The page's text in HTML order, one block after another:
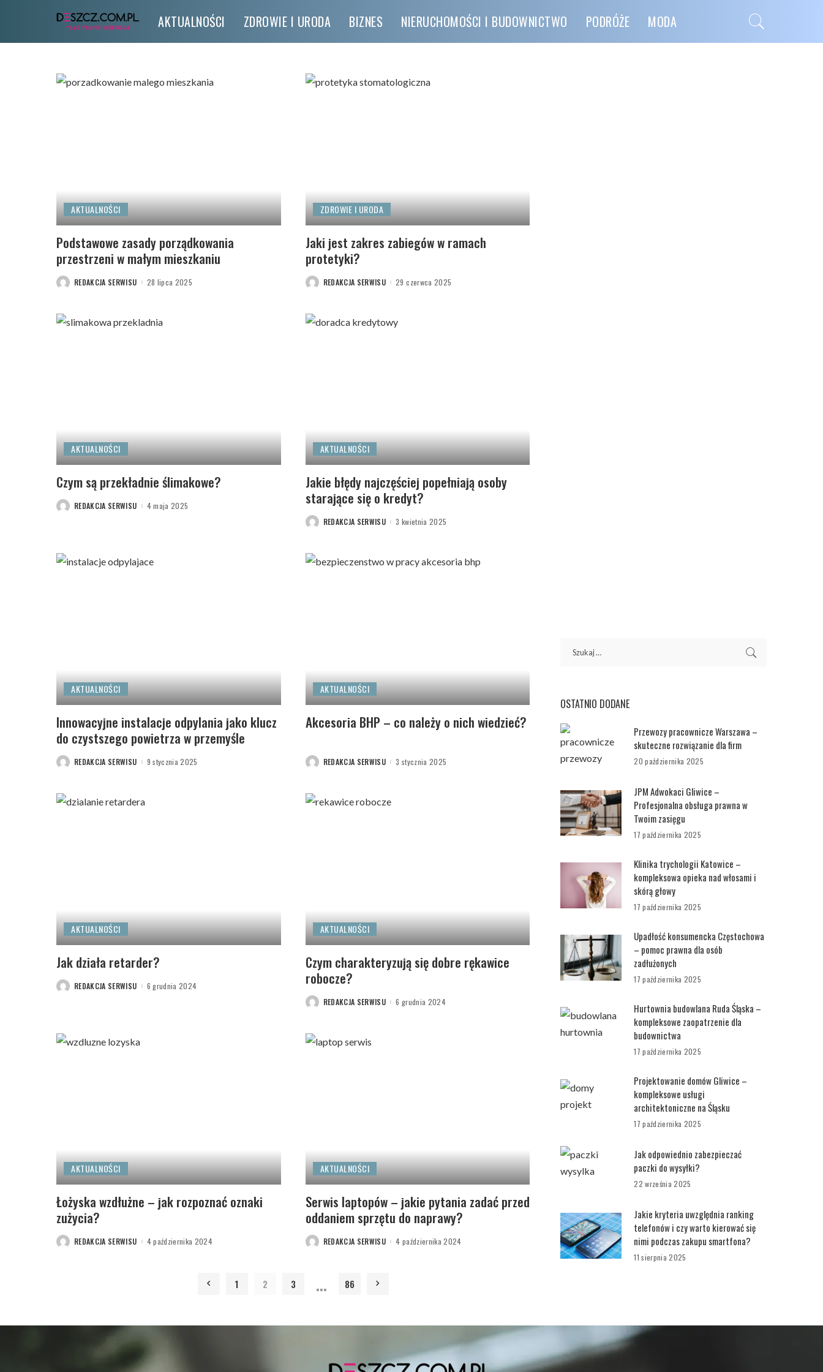
AKTUALNOŚCI ZDROWIE I URODA BIZNES NIERUCHOMOŚCI I BUDOWNICTWO PODRÓŻE MODA
AKTUALNOŚCI
Podstawowe zasady porządkowania
przestrzeni w małym mieszkaniu
POSTEDREDAKCJA SERWISU 28 lipca 2025
ZDROWIE I URODA
Jaki jest zakres zabiegów w ramach
protetyki?
POSTEDREDAKCJA SERWISU 29 czerwca 2025
AKTUALNOŚCI
Czym są przekładnie ślimakowe?
POSTEDREDAKCJA SERWISU 4 maja 2025
AKTUALNOŚCI
Jakie błędy najczęściej popełniają osoby
starające się o kredyt?
POSTEDREDAKCJA SERWISU 3 kwietnia 2025
AKTUALNOŚCI
Innowacyjne instalacje odpylania jako klucz
do czystszego powietrza w przemyśle
POSTEDREDAKCJA SERWISU 9 stycznia 2025
AKTUALNOŚCI
Akcesoria BHP – co należy o nich wiedzieć?
POSTEDREDAKCJA SERWISU 3 stycznia 2025
AKTUALNOŚCI
Jak działa retarder?
POSTEDREDAKCJA SERWISU 6 grudnia 2024
AKTUALNOŚCI
Czym charakteryzują się dobre rękawice
robocze?
POSTEDREDAKCJA SERWISU 6 grudnia 2024
AKTUALNOŚCI
Łożyska wzdłużne – jak rozpoznać oznaki
zużycia?
POSTEDREDAKCJA SERWISU 4 października 2024
AKTUALNOŚCI
Serwis laptopów – jakie pytania zadać przed
oddaniem sprzętu do naprawy?
POSTEDREDAKCJA SERWISU 4 października 2024
1 2 3 … 86
OSTATNIO DODANE
Przewozy pracownicze Warszawa –
skuteczne rozwiązanie dla firm
20 października 2025
JPM Adwokaci Gliwice –
Profesjonalna obsługa prawna w
Twoim zasięgu
17 października 2025
Klinika trychologii Katowice –
kompleksowa opieka nad włosami i
skórą głowy
17 października 2025
Upadłość konsumencka Częstochowa
– pomoc prawna dla osób
zadłużonych
17 października 2025
Hurtownia budowlana Ruda Śląska –
kompleksowe zaopatrzenie dla
budownictwa
17 października 2025
Projektowanie domów Gliwice –
kompleksowe usługi
architektoniczne na Śląsku
17 października 2025
Jak odpowiednio zabezpieczać
paczki do wysyłki?
22 września 2025
Jakie kryteria uwzględnia ranking
telefonów i czy warto kierować się
nimi podczas zakupu smartfona?
11 sierpnia 2025